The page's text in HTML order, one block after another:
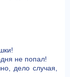
не попал!
дело случая,